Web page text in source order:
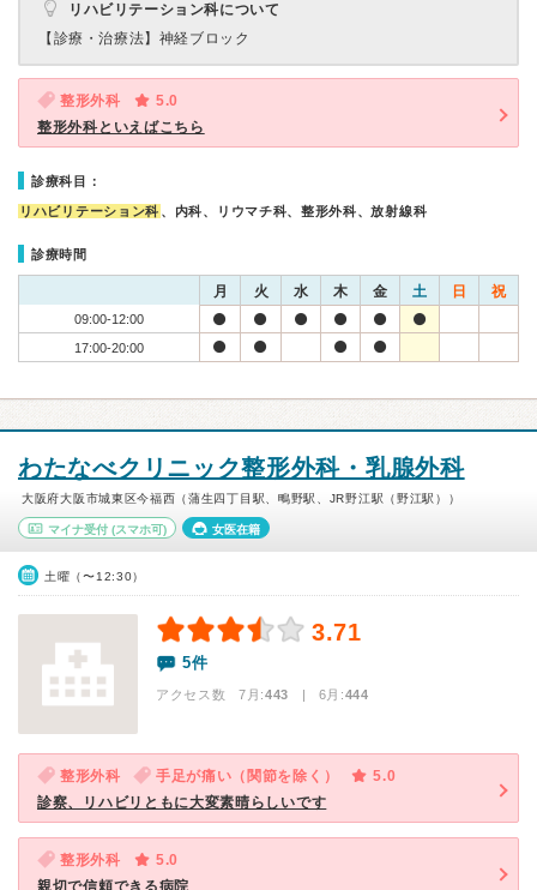
リハビリテーション科について
【診療・治療法】 神経ブロック
整形外科
5.0
整形外科といえばこちら
診療科目：
リハビリテーション科 、内科、リウマチ科、整形外科、放射線科
診療時間
月 火 水 木 金 土 日 祝
09:00-12:00
17:00-20:00
わたなべクリニック整形外科・乳腺外科
大阪府大阪市城東区今福西（蒲生四丁目駅、鴫野駅、JR野江駅（野江駅））
マイナ受付 (スマホ可) 女医在籍
土曜（〜12:30）
3.71
5件
アクセス数 7月:443 | 6月:444
整形外科 手足が痛い（関節を除く）
5.0
診察、リハビリともに大変素晴らしいです
整形外科
5.0
親切で信頼できる病院